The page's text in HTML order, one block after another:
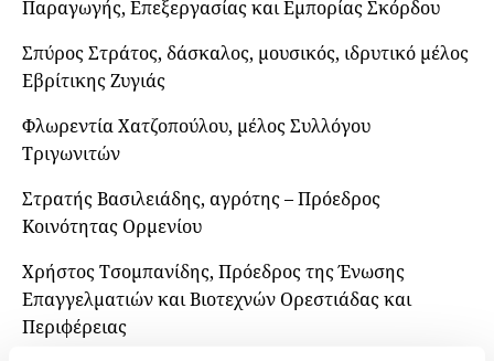
Παραγωγής, Επεξεργασίας και Εμπορίας Σκόρδου
Σπύρος Στράτος, δάσκαλος, μουσικός, ιδρυτικό μέλος
Εβρίτικης Ζυγιάς
Φλωρεντία Χατζοπούλου, μέλος Συλλόγου
Τριγωνιτών
Στρατής Βασιλειάδης, αγρότης – Πρόεδρος
Κοινότητας Ορμενίου
Χρήστος Τσομπανίδης, Πρόεδρος της Ένωσης
Επαγγελματιών και Βιοτεχνών Ορεστιάδας και
Περιφέρειας